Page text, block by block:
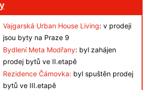
Vajgarská Urban House Living: v prodeji
jsou byty na Praze 9
Bydlení Meta Modřany: byl zahájen
prodej bytů ve II.etapě
Rezidence Čámovka: byl spuštěn prodej
bytů ve III.etapě